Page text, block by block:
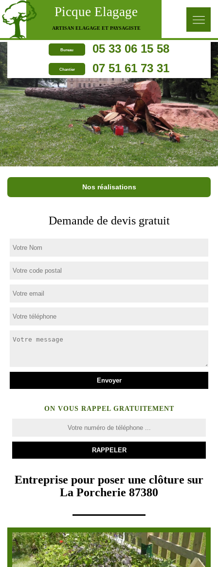
Picque Elagage
ARTISAN ELAGAGE ET PAYSAGISTE
Bureau 05 33 06 15 58
Chantier 07 51 61 73 31
Nos réalisations
Demande de devis gratuit
ON VOUS RAPPEL GRATUITEMENT
Entreprise pour poser une clôture sur
La Porcherie 87380